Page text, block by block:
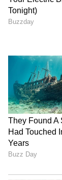
ರೀತಿಯಲ್ಲಿ
ಮೌಢ್ಯ ಬೇಡ.
ಮನೆಯಿಂದ
ಸಾಧ್ಯತೆ
ಹಾಗೂ ಚಳಿ,
ಮೂಢನಂಬಿಕೆಗೆ
ಪದ್ಧತಿ
ಅಭಿವೃದ್ಧಿ
ನಡೆಬಾರದಿತ್ತು